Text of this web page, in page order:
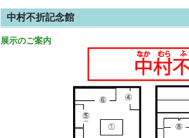
中村不折記念館
展示のご案内